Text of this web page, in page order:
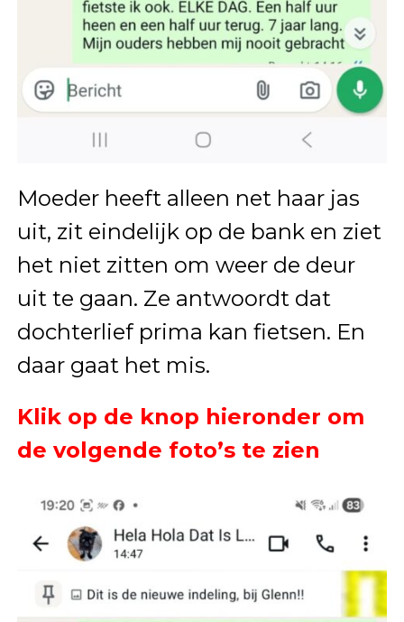
Moeder heeft alleen net haar jas
uit, zit eindelijk op de bank en ziet
het niet zitten om weer de deur
uit te gaan. Ze antwoordt dat
dochterlief prima kan fietsen. En
daar gaat het mis.
Klik op de knop hieronder om
de volgende foto’s te zien